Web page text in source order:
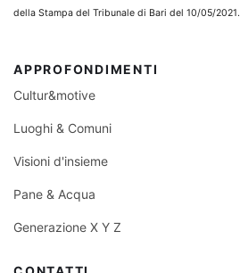
della Stampa del Tribunale di Bari del 10/05/2021.
APPROFONDIMENTI
Cultur&motive
Luoghi & Comuni
Visioni d'insieme
Pane & Acqua
Generazione X Y Z